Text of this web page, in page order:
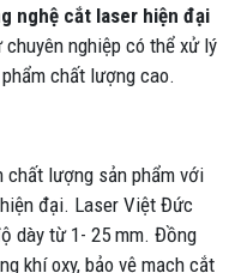
nghệ cắt laser hiện đại
nghiệp có thể xử lý
chất lượng cao.
chất lượng sản phẩm với
đại. Laser Việt Đức
dày từ 1- 25 mm. Đồng
khí oxy, bảo vệ mạch cắt